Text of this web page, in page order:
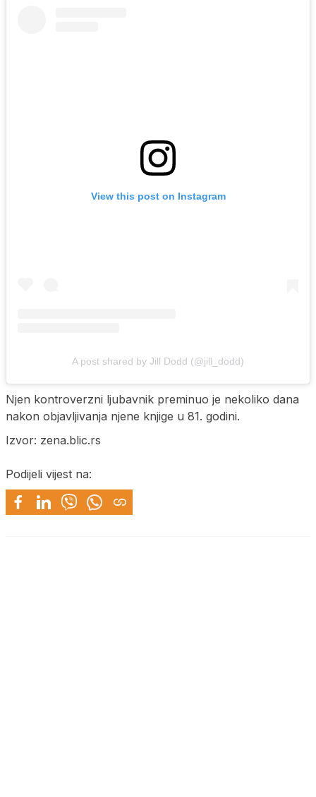
View this post on Instagram
A post shared by Jill Dodd (@jill_dodd)
Njen kontroverzni ljubavnik preminuo je nekoliko dana
nakon objavljivanja njene knjige u 81. godini.
Izvor: zena.blic.rs
Podijeli vijest na: